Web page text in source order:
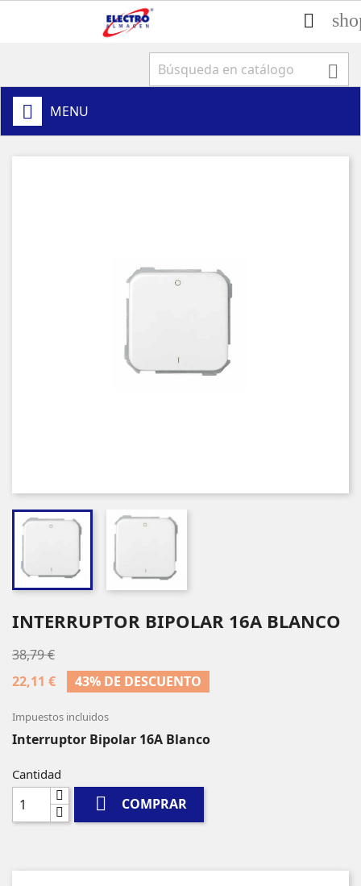


MENU
INTERRUPTOR BIPOLAR 16A BLANCO
38,79 €
22,11 €
43% DE DESCUENTO
Impuestos incluidos
Interruptor Bipolar 16A Blanco
Cantidad
 COMPRAR